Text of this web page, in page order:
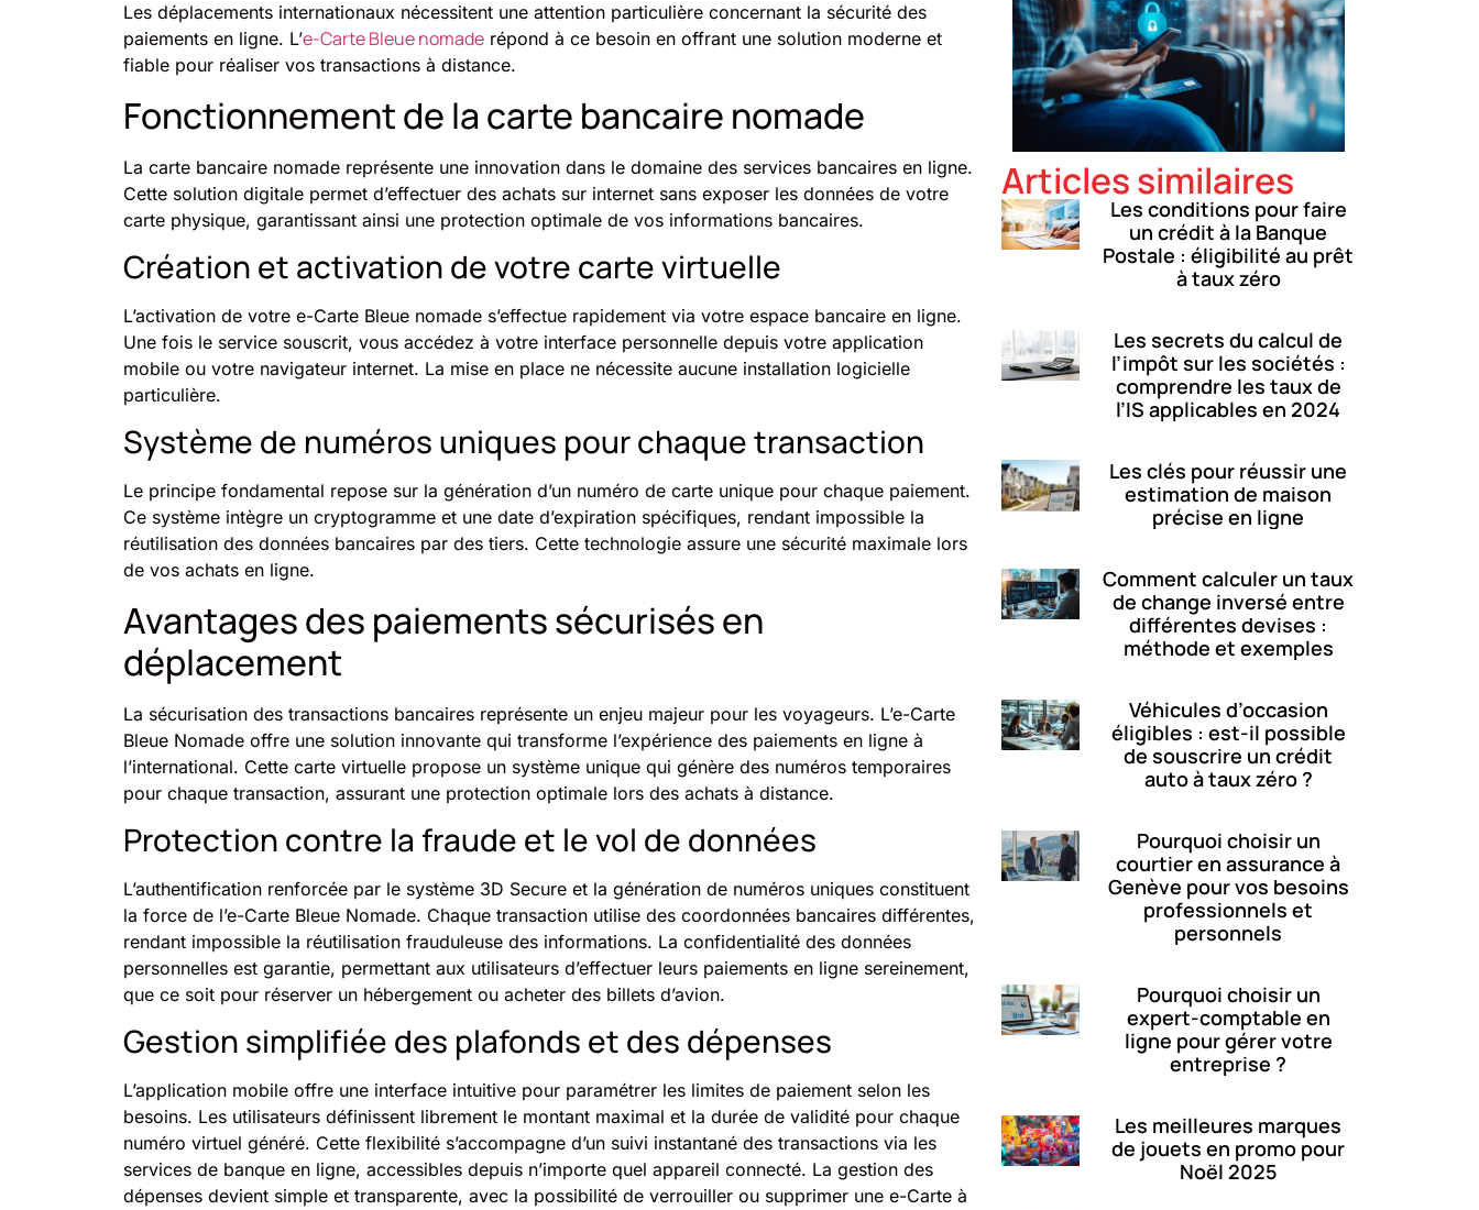
Les déplacements internationaux nécessitent une attention particulière concernant la sécurité des
paiements en ligne. L’e-Carte Bleue nomade répond à ce besoin en offrant une solution moderne et
fiable pour réaliser vos transactions à distance.
Fonctionnement de la carte bancaire nomade
La carte bancaire nomade représente une innovation dans le domaine des services bancaires en ligne.
Cette solution digitale permet d’effectuer des achats sur internet sans exposer les données de votre
carte physique, garantissant ainsi une protection optimale de vos informations bancaires.
Création et activation de votre carte virtuelle
L’activation de votre e-Carte Bleue nomade s’effectue rapidement via votre espace bancaire en ligne.
Une fois le service souscrit, vous accédez à votre interface personnelle depuis votre application
mobile ou votre navigateur internet. La mise en place ne nécessite aucune installation logicielle
particulière.
Système de numéros uniques pour chaque transaction
Le principe fondamental repose sur la génération d’un numéro de carte unique pour chaque paiement.
Ce système intègre un cryptogramme et une date d’expiration spécifiques, rendant impossible la
réutilisation des données bancaires par des tiers. Cette technologie assure une sécurité maximale lors
de vos achats en ligne.
Avantages des paiements sécurisés en
déplacement
La sécurisation des transactions bancaires représente un enjeu majeur pour les voyageurs. L’e-Carte
Bleue Nomade offre une solution innovante qui transforme l’expérience des paiements en ligne à
l’international. Cette carte virtuelle propose un système unique qui génère des numéros temporaires
pour chaque transaction, assurant une protection optimale lors des achats à distance.
Protection contre la fraude et le vol de données
L’authentification renforcée par le système 3D Secure et la génération de numéros uniques constituent
la force de l’e-Carte Bleue Nomade. Chaque transaction utilise des coordonnées bancaires différentes,
rendant impossible la réutilisation frauduleuse des informations. La confidentialité des données
personnelles est garantie, permettant aux utilisateurs d’effectuer leurs paiements en ligne sereinement,
que ce soit pour réserver un hébergement ou acheter des billets d’avion.
Gestion simplifiée des plafonds et des dépenses
L’application mobile offre une interface intuitive pour paramétrer les limites de paiement selon les
besoins. Les utilisateurs définissent librement le montant maximal et la durée de validité pour chaque
numéro virtuel généré. Cette flexibilité s’accompagne d’un suivi instantané des transactions via les
services de banque en ligne, accessibles depuis n’importe quel appareil connecté. La gestion des
dépenses devient simple et transparente, avec la possibilité de verrouiller ou supprimer une e-Carte à
Articles similaires
Les conditions pour faire
un crédit à la Banque
Postale : éligibilité au prêt
à taux zéro
Les secrets du calcul de
l’impôt sur les sociétés :
comprendre les taux de
l’IS applicables en 2024
Les clés pour réussir une
estimation de maison
précise en ligne
Comment calculer un taux
de change inversé entre
différentes devises :
méthode et exemples
Véhicules d’occasion
éligibles : est-il possible
de souscrire un crédit
auto à taux zéro ?
Pourquoi choisir un
courtier en assurance à
Genève pour vos besoins
professionnels et
personnels
Pourquoi choisir un
expert-comptable en
ligne pour gérer votre
entreprise ?
Les meilleures marques
de jouets en promo pour
Noël 2025